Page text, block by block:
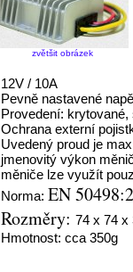
zvětšit obrázek
12V / 10A
Pevně nastavené
Provedení:
Ochrana externí
Uvedený proud je
jmenovitý výkon
měniče lze využít
Norma: EN
Rozměry: 74 x 74 x
Hmotnost: cca 350g